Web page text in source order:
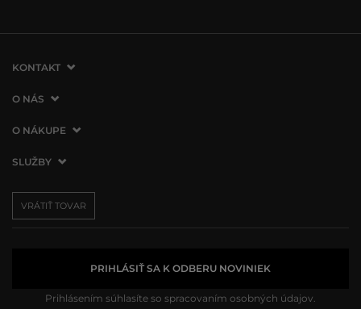
KONTAKT
VERMONT Services Slovakia s. r. o.
821 07 Bratislava
Slovenská republika
info@vermont.sk
O NÁS
O spoločnosti
Naše predajne
Presscentrum
O NÁKUPE
Ako nakupovať
Vrátenie tovaru
Reklamácie
SLUŽBY
Doprava a platba
Darčekové poukážky
VRÁTIŤ TOVAR
PRIHLÁSIŤ SA K ODBERU NOVINIEK
Prihlásením súhlasíte so spracovaním osobných údajov.